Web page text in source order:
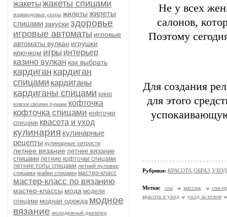
жакеты жакеты спицами
жаккардовые узоры жилеты жилеты
спицамизакуски здоровье
игровые автоматы игровые
автоматы вулкан игрушки
крючком игры интерьер
казино вулкан как выбрать
кардиган кардиган
спицами кардиганы
кардиганы спицами кино
коврик своими руками кофточка
кофточка спицами кофточки
спицами красота и уход
кулинария кулинарные
рецепты кулинарные хитрости
летнее вязание летнее вязание
спицами летние кофточки спицами
летние топы спицами летний пуловер
спицами майки спицами мастер-класс
мастер-класс по вязанию
мастер-классы мода модели
спицами модная одежда модное
вязание молодежный джемпер
Не у всех
салонов,
Поэтому
Для создания
для этого
Рубрики:
Метки: спа массаж
спа-
красота и уход
уход за телом